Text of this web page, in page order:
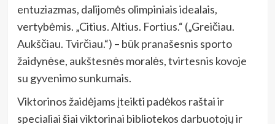
entuziazmas, dalijomės olimpiniais idealais,
vertybėmis. „Citius. Altius. Fortius.“ („Greičiau.
Aukščiau. Tvirčiau.“) – būk pranašesnis sporto
žaidynėse, aukštesnės moralės, tvirtesnis kovoje
su gyvenimo sunkumais.
Viktorinos žaidėjams įteikti padėkos raštai ir
specialiai šiai viktorinai bibliotekos darbuotojų ir